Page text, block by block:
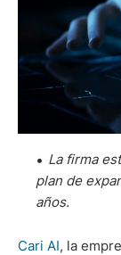
La firma
plan de
años.
Cari AI, la